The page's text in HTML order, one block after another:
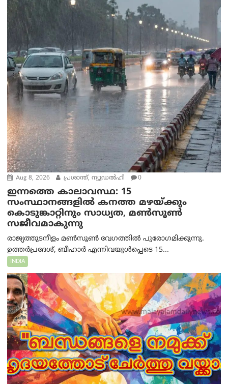
Aug 8, 2026 പ്രശാന്ത്, ന്യൂഡല്‍ഹി 0
ഇന്നത്തെ കാലാവസ്ഥ: 15
സംസ്ഥാനങ്ങളിൽ കനത്ത മഴയ്ക്കും
കൊടുങ്കാറ്റിനും സാധ്യത, മൺസൂൺ
സജീവമാകുന്നു
രാജ്യത്തുടനീളം മൺസൂൺ വേഗത്തിൽ പുരോഗമിക്കുന്നു.
ഉത്തർപ്രദേശ്, ബീഹാർ എന്നിവയുൾപ്പെടെ 15...
INDIA